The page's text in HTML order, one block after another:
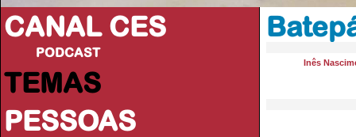
CANAL CES
PODCAST
TEMAS
PESSOAS
Inês